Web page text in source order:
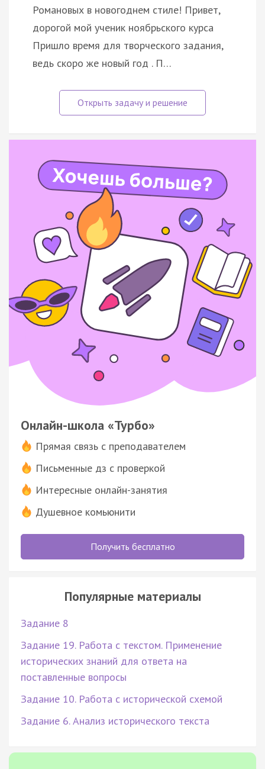
Романовых в новогоднем стиле! Привет,
дорогой мой ученик ноябрьского курса
Пришло время для творческого задания,
ведь скоро же новый год . П…
Онлайн-школа «Турбо»
Прямая связь с преподавателем
Письменные дз с проверкой
Интересные онлайн-занятия
Душевное комьюнити
Получить бесплатно
Популярные материалы
Задание 8
Задание 19. Работа с текстом. Применение
исторических знаний для ответа на
поставленные вопросы
Задание 10. Работа с исторической схемой
Задание 6. Анализ исторического текста